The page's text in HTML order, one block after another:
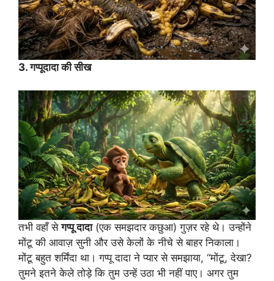
3. गप्पूदादा की सीख
तभी वहाँ सेगप्पू दादा(एक समझदार कछुआ) गुज़र रहे थे। उन्होंने
मोंटू की आवाज़ सुनी और उसे केलों के नीचे से बाहर निकाला।
मोंटू बहुत शर्मिंदा था। गप्पू दादा ने प्यार से समझाया, “मोंटू, देखा?
तुमने इतने केले तोड़े कि तुम उन्हें उठा भी नहीं पाए। अगर तुम